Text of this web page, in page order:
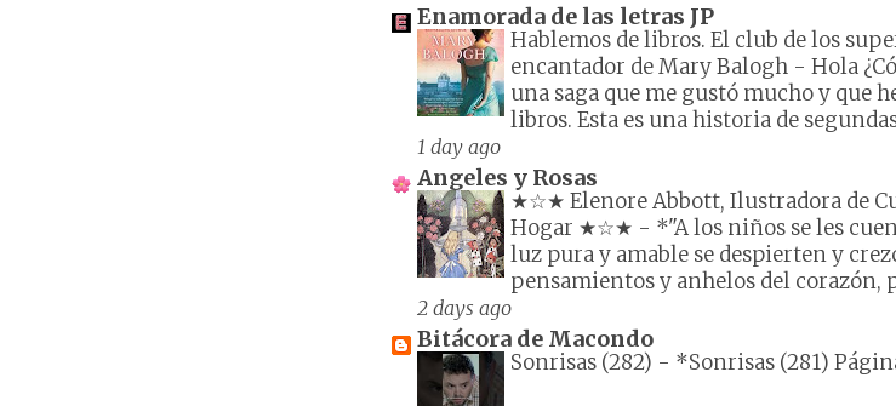
Enamorada de las letras JP
Hablemos de libros. El club de los
encantador de Mary Balogh -Hola
una saga que me gustó mucho y que
libros. Esta es una historia de
1 day ago
Angeles y Rosas
★☆★ Elenore Abbott, Ilustradora de
Hogar ★☆★ - *"A los niños se les
luz pura y amable se despierten y
pensamientos y anhelos del corazón,
2 days ago
Bitácora de Macondo
Sonrisas (282) - *Sonrisas (281)